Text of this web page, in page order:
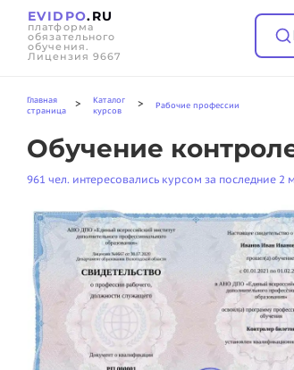
EVIDPO.RU
платформа
обязательного
обучения.
Лицензия 9667
Главная
страница
>
Каталог
курсов
> Рабочие профессии
Обучение
961 чел. интересовались курсом за последние 2